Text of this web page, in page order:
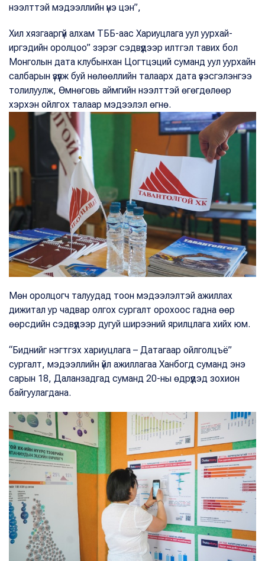
нээлттэй мэдээллийн үнэ цэн”,
Хил хязгааргүй алхам ТББ-аас Хариуцлага уул уурхай-
иргэдийн оролцоо” зэрэг сэдвүүдээр илтгэл тавих бол
Монголын дата клубынхан Цогтцэций суманд уул уурхайн
салбарын үзүүлж буй нөлөөллийн талаарх дата үзэсгэлэнгээ
толилуулж, Өмнөговь аймгийн нээлттэй өгөгдөлөөр
хэрхэн ойлгох талаар мэдээлэл өгнө.
Мөн оролцогч талуудад тоон мэдээлэлтэй ажиллах
дижитал ур чадвар олгох сургалт орохоос гадна өөр
өөрсдийн сэдвүүдээр дугуй ширээний ярилцлага хийх юм.
“Биднийг нэгтгэх хариуцлага – Датагаар ойлголцъё”
сургалт, мэдээллийн үйл ажиллагаа Ханбогд суманд энэ
сарын 18, Даланзадгад суманд 20-ны өдрүүдэд зохион
байгуулагдана.